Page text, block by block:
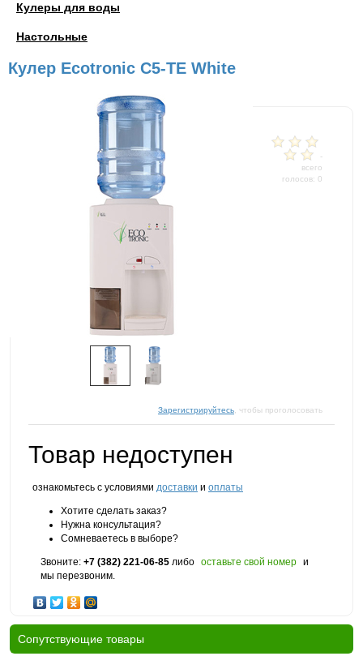
Кулеры для воды
Настольные
Кулер Ecotronic C5-TE White
-
всего
голосов: 0
Зарегистрируйтесь , чтобы проголосовать
Товар недоступен
ознакомьтесь с условиями доставки и оплаты
Хотите сделать заказ?
Нужна консультация?
Сомневаетесь в выборе?
Звоните: +7 (382) 221-06-85 либо оставьте свой номер и
мы перезвоним.
Cопутствующие товары